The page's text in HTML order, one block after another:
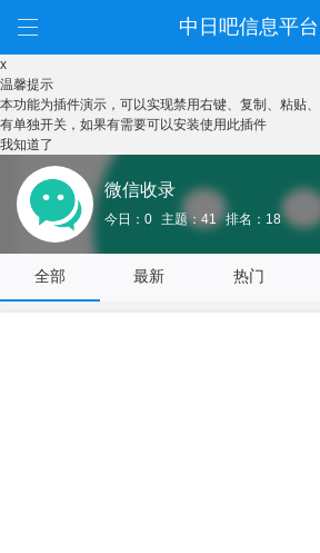
中日吧信息平台
x
温馨提示
本功能为插件演示，可以实现禁用右键、复制、粘贴
有单独开关，如果有需要可以安装使用此插件
我知道了
微信收录
今日：0 主题：41 排名：18
全部 最新 热门